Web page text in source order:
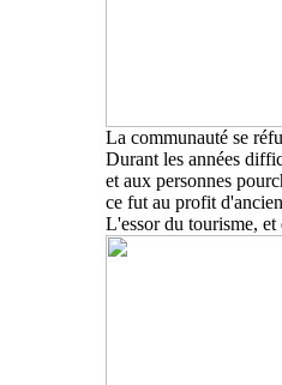
La communauté se
Durant les années
et aux personnes
ce fut au profit
L'essor du tourisme, et